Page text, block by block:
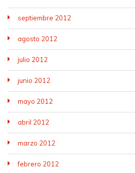
septiembre 2012
agosto 2012
julio 2012
junio 2012
mayo 2012
abril 2012
marzo 2012
febrero 2012